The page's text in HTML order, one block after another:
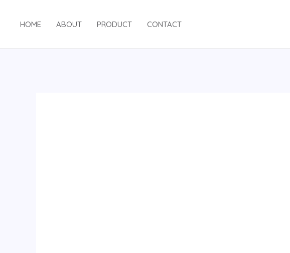
HOME ABOUT PRODUCT CONTACT